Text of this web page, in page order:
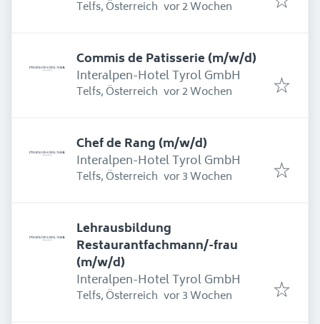
Telfs, Österreich Erschienen:
vor 2 Wochen
Commis de Patisserie (m/w/d)
Interalpen-Hotel Tyrol GmbH
Telfs, Österreich Erschienen:
vor 2 Wochen
Chef de Rang (m/w/d)
Interalpen-Hotel Tyrol GmbH
Telfs, Österreich Erschienen:
vor 3 Wochen
Lehrausbildung
Restaurantfachmann/-frau
(m/w/d)
Interalpen-Hotel Tyrol GmbH
Telfs, Österreich Erschienen:
vor 3 Wochen